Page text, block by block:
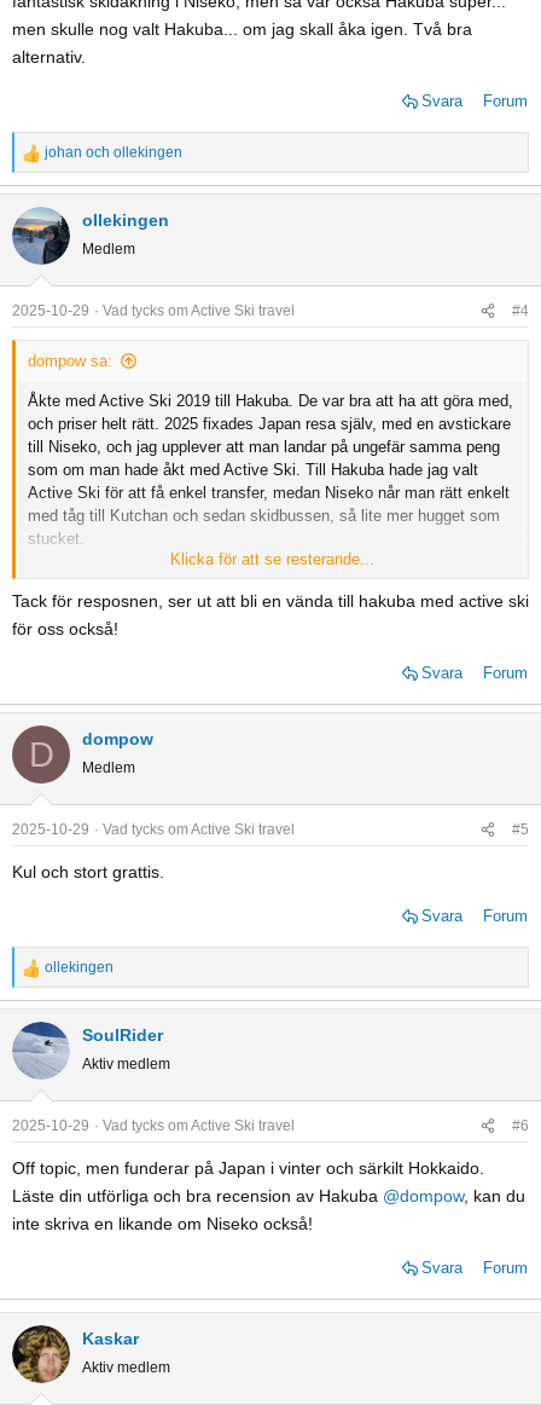
men skulle nog valt Hakuba... om jag skall åka igen. Två bra
alternativ.
Svara Forum
R
e
a
c
t
i
o
n
johan och ollekingen
ollekingen
Medlem
2025-10-29 Vad tycks om Active Ski travel #4
dompow sa:
Åkte med Active Ski 2019 till Hakuba. De var bra att ha att göra med,
och priser helt rätt. 2025 fixades Japan resa själv, med en avstickare
till Niseko, och jag upplever att man landar på ungefär samma peng
som om man hade åkt med Active Ski. Till Hakuba hade jag valt
Active Ski för att få enkel transfer, medan Niseko når man rätt enkelt
med tåg till Kutchan och sedan skidbussen, så lite mer hugget som
stucket.
Här är länk till Hakuba recension
https://www.freeride.se/skidorter/hakuba/recensioner/
fantastisk skidåkning i Niseko, men så var också Hakuba super...
men skulle nog valt Hakuba... om jag skall åka igen. Två bra
alternativ.
Klicka för att se resterande...
Tack för resposnen, ser ut att bli en vända till hakuba med active ski
för oss också!
Svara Forum
D dompow
Medlem
2025-10-29 Vad tycks om Active Ski travel #5
Kul och stort grattis.
Svara Forum
R
e
a
c
t
i
o
n
s
:
ollekingen
SoulRider
Aktiv medlem
2025-10-29 Vad tycks om Active Ski travel #6
Off topic, men funderar på Japan i vinter och särkilt Hokkaido.
Läste din utförliga och bra recension av Hakuba @dompow, kan du
inte skriva en likande om Niseko också!
Svara Forum
Kaskar
Aktiv medlem